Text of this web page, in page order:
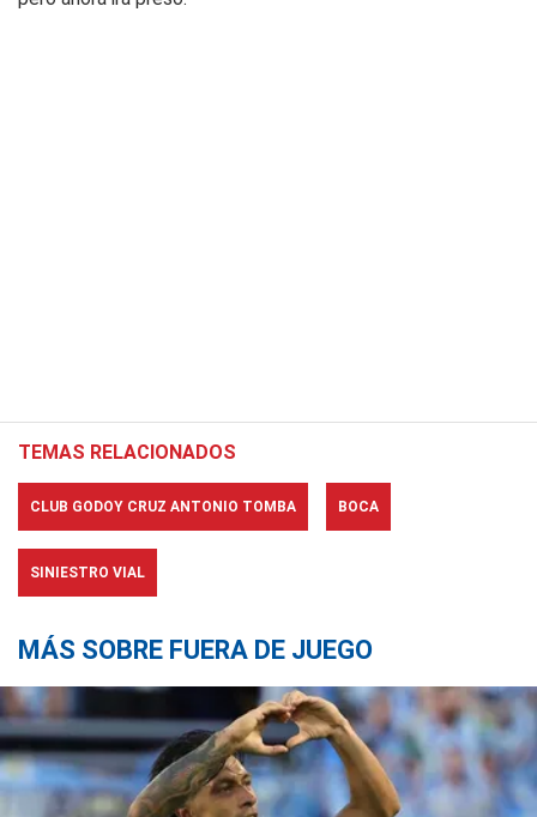
TEMAS RELACIONADOS
CLUB GODOY CRUZ ANTONIO TOMBA BOCA
SINIESTRO VIAL
MÁS SOBRE FUERA DE JUEGO